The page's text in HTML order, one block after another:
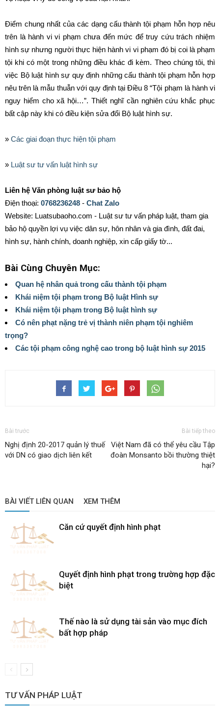
Điểm chung nhất của các dạng cấu thành tội phạm hỗn hợp nêu
trên là hành vi vi phạm chưa đến mức để truy cứu trách nhiệm
hình sự nhưng người thực hiện hành vi vi phạm đó bị coi là phạm
tội khi có một trong những điều khác đi kèm. Theo chúng tôi, thì
việc Bộ luật hình sự quy định những cấu thành tội phạm hỗn hợp
nêu trên là mẫu thuẫn với quy định tại Điều 8 “Tội phạm là hành vi
nguy hiểm cho xã hội…”. Thiết nghĩ cần nghiên cứu khắc phục
bất cập này khi có điều kiện sửa đổi Bộ luật hình sự.
» Các giai đoạn thực hiện tội phạm
» Luật sư tư vấn luật hình sự
Liên hệ Văn phòng luật sư bảo hộ
Điện thoại: 0768236248 - Chat Zalo
Website: Luatsubaoho.com - Luật sư tư vấn pháp luật, tham gia
bảo hộ quyền lợi vụ việc dân sự, hôn nhân và gia đình, đất đai,
hình sự, hành chính, doanh nghiệp, xin cấp giấy tờ...
Bài Cùng Chuyên Mục:
Quan hệ nhân quả trong cấu thành tội phạm
Khái niệm tội phạm trong Bộ luật Hình sự
Khái niệm tội phạm trong Bộ luật hình sự
Có nên phạt nặng trẻ vị thành niên phạm tội nghiêm
trọng?
Các tội phạm công nghệ cao trong bộ luật hình sự 2015
Bài trước
Nghị định 20-2017 quản lý thuế
với DN có giao dịch liên kết
Bài tiếp theo
Việt Nam đã có thể yêu cầu Tập
đoàn Monsanto bồi thường thiệt
hại?
BÀI VIẾT LIÊN QUAN XEM THÊM
Căn cứ quyết định hình phạt
Quyết định hình phạt trong trường hợp đặc
biệt
Thế nào là sử dụng tài sản vào mục đích
bất hợp pháp
TƯ VẤN PHÁP LUẬT